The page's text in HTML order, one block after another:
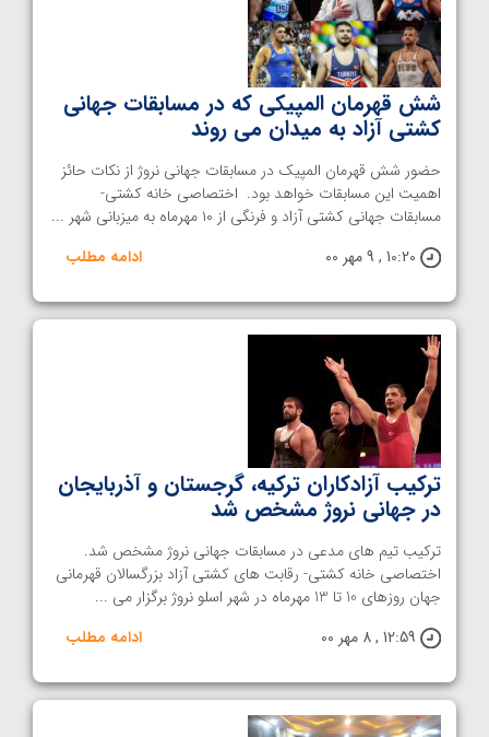
شش قهرمان المپیکی که در مسابقات جهانی
کشتی آزاد به میدان می روند
حضور شش قهرمان المپیک در مسابقات جهانی نروژ از نکات حائز
اهمیت این مسابقات خواهد بود. اختصاصی خانه کشتی-
مسابقات جهانی کشتی آزاد و فرنگی از ۱۰ مهرماه به میزبانی شهر ...
10:20 , 9 مهر 00
ادامه مطلب
ترکیب آزادکاران ترکیه، گرجستان و آذربایجان
در جهانی نروژ مشخص شد
ترکیب تیم های مدعی در مسابقات جهانی نروژ مشخص شد.
اختصاصی خانه کشتی- رقابت های کشتی آزاد بزرگسالان قهرمانی
جهان روزهای 10 تا 13 مهرماه در شهر اسلو نروژ برگزار می ...
12:59 , 8 مهر 00
ادامه مطلب